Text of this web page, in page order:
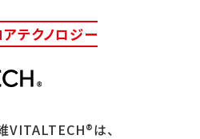
テクノロジー
VITALTECH®は、